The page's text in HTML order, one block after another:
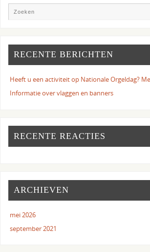
RECENTE BERICHTEN
Heeft u een activiteit op Nationale Orgeldag?
Informatie over vlaggen en banners
RECENTE REACTIES
ARCHIEVEN
mei 2026
september 2021